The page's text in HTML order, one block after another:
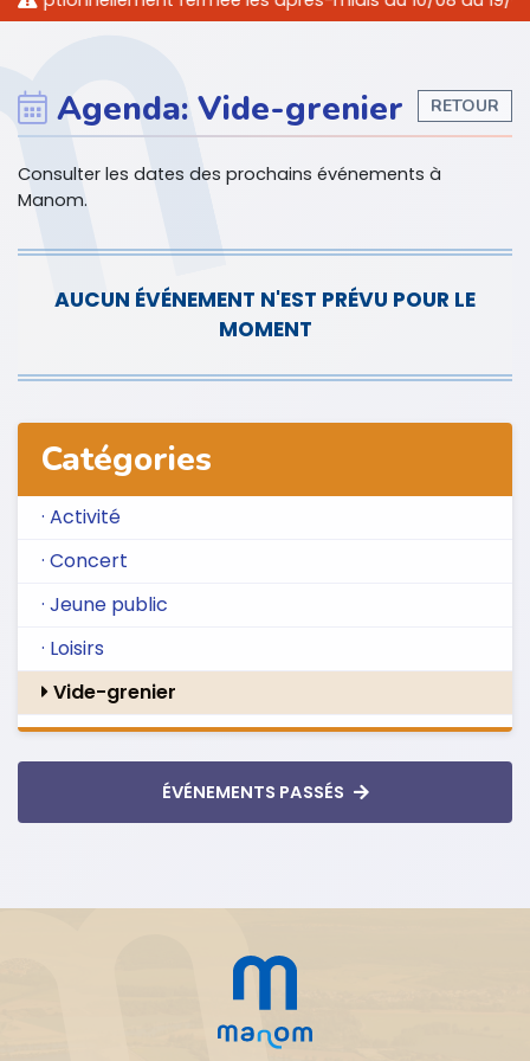
RETOUR
Agenda: Vide-grenier
Consulter les dates des prochains événements à
Manom.
AUCUN ÉVÉNEMENT N'EST PRÉVU POUR LE
MOMENT
Catégories
· Activité
· Concert
· Jeune public
· Loisirs
Vide-grenier
ÉVÉNEMENTS PASSÉS